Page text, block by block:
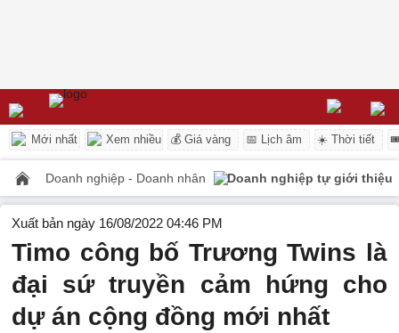
Mới nhất Xem nhiều 💰 Giá vàng 📅 Lịch âm ☀️ Thời tiết
Doanh nghiệp - Doanh nhân Doanh nghiệp tự giới thiệu
Xuất bản ngày 16/08/2022 04:46 PM
Timo công bố Trương Twins là
đại sứ truyền cảm hứng cho
dự án cộng đồng mới nhất